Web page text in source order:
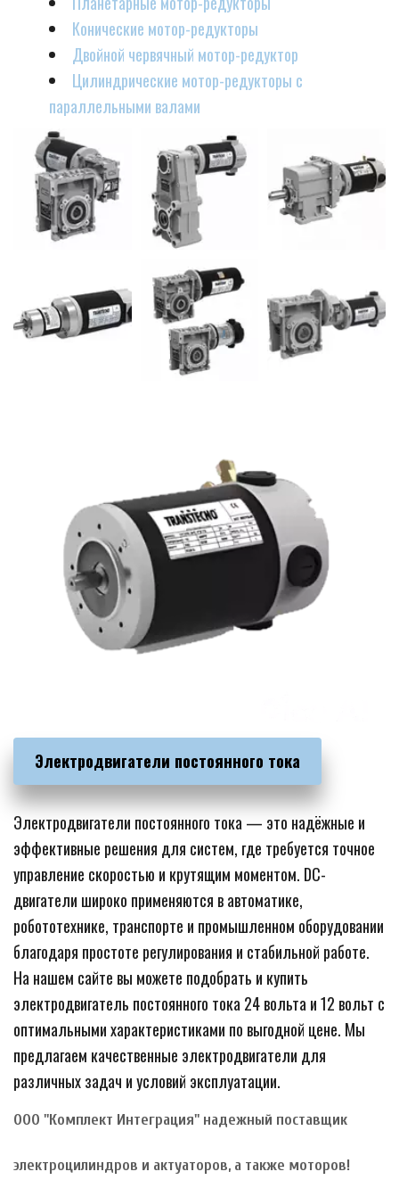
Конические мотор-редукторы
Двойной червячный мотор-редуктор
Цилиндрические мотор-редукторы с
параллельными валами
Электродвигатели постоянного тока
Электродвигатели постоянного тока — это надёжные и
эффективные решения для систем, где требуется точное
управление скоростью и крутящим моментом. DC-
двигатели широко применяются в автоматике,
робототехнике, транспорте и промышленном оборудовании
благодаря простоте регулирования и стабильной работе.
На нашем сайте вы можете подобрать и купить
электродвигатель постоянного тока 24 вольта и 12 вольт с
оптимальными характеристиками по выгодной цене. Мы
предлагаем качественные электродвигатели для
различных задач и условий эксплуатации.
ООО "Комплект Интеграция" надежный поставщик
электроцилиндров и актуаторов, а также моторов!